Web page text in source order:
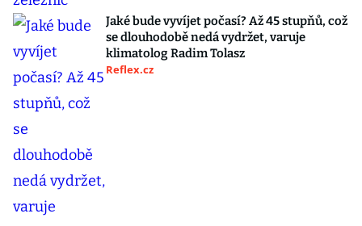
Jaké bude vyvíjet počasí? Až 45 stupňů, což
se dlouhodobě nedá vydržet, varuje
klimatolog Radim Tolasz
Reflex.cz